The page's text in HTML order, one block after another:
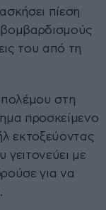
πίεση
βομβαρδισμούς
του από τη
στη
προσκείμενο
εκτοξεύοντας
με
για να